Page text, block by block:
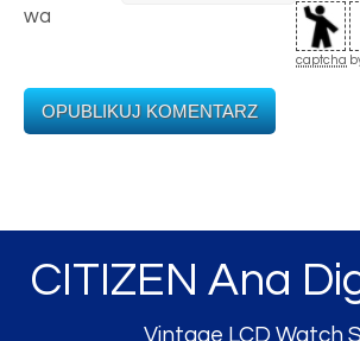
wa
captcha
CITIZEN Ana
Vintage LCD Watch